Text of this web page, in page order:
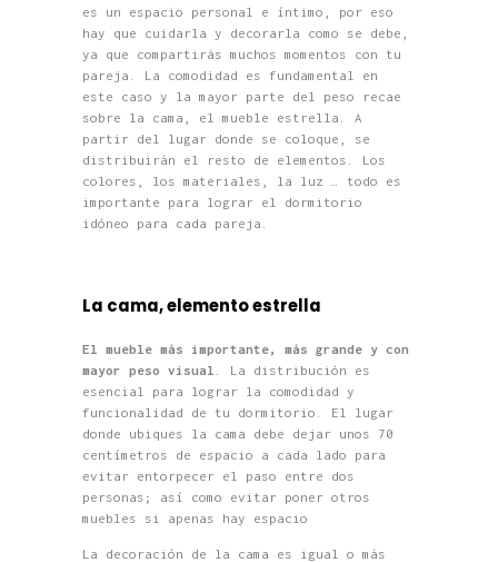
es un espacio personal e íntimo, por eso
hay que cuidarla y decorarla como se debe,
ya que compartirás muchos momentos con tu
pareja. La comodidad es fundamental en
este caso y la mayor parte del peso recae
sobre la cama, el mueble estrella. A
partir del lugar donde se coloque, se
distribuirán el resto de elementos. Los
colores, los materiales, la luz … todo es
importante para lograr el dormitorio
idóneo para cada pareja.
La cama, elemento estrella
El mueble más importante, más grande y con
mayor peso visual
. La distribución es
esencial para lograr la comodidad y
funcionalidad de tu dormitorio. El lugar
donde ubiques la cama debe dejar unos 70
centímetros de espacio a cada lado para
evitar entorpecer el paso entre dos
personas; así como evitar poner otros
muebles si apenas hay espacio
La decoración de la cama es igual o más